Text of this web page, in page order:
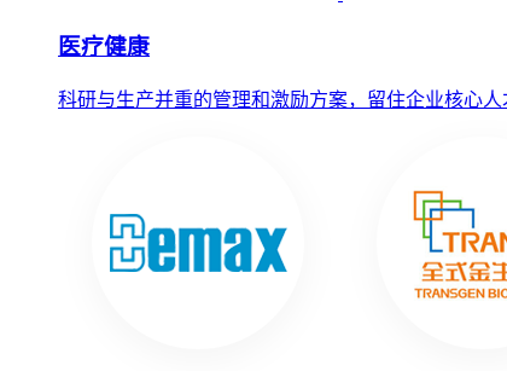
医疗健康
科研与生产并重的管理和激励方案，留住企业核心人